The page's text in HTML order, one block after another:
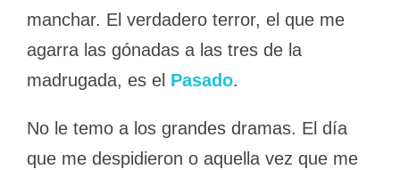
manchar. El verdadero terror, el que me
agarra las gónadas a las tres de la
madrugada, es el Pasado.
No le temo a los grandes dramas. El día
que me despidieron o aquella vez que me